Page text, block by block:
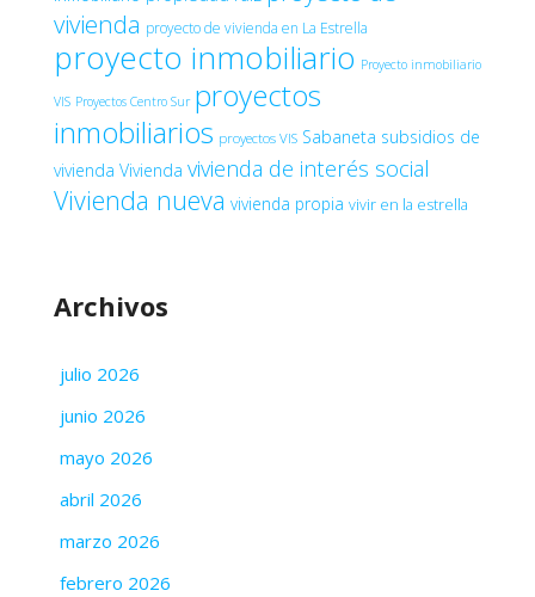
vivienda proyecto de vivienda en La Estrella
proyecto inmobiliario Proyecto inmobiliario
VIS Proyectos Centro Sur proyectos
inmobiliarios proyectos VIS Sabaneta subsidios de
vivienda Vivienda vivienda de interés social
Vivienda nueva vivienda propia vivir en la estrella
Archivos
julio 2026
junio 2026
mayo 2026
abril 2026
marzo 2026
febrero 2026